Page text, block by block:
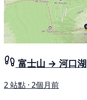
富士山 → 河口湖
2 站點 · 2個月前